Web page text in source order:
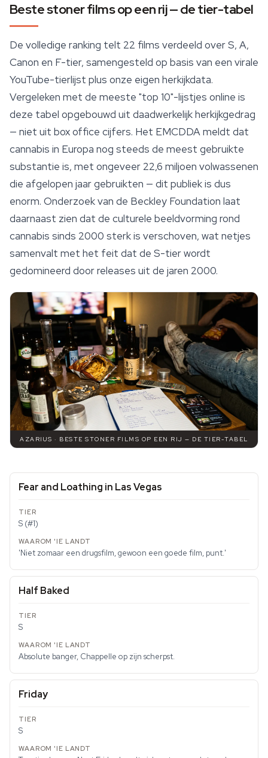
Beste stoner films op een rij — de tier-tabel
De volledige ranking telt 22 films verdeeld over S, A,
Canon en F-tier, samengesteld op basis van een virale
YouTube-tierlijst plus onze eigen herkijkdata.
Vergeleken met de meeste "top 10"-lijstjes online is
deze tabel opgebouwd uit daadwerkelijk herkijkgedrag
— niet uit box office cijfers. Het EMCDDA meldt dat
cannabis in Europa nog steeds de meest gebruikte
substantie is, met ongeveer 22,6 miljoen volwassenen
die afgelopen jaar gebruikten — dit publiek is dus
enorm. Onderzoek van de Beckley Foundation laat
daarnaast zien dat de culturele beeldvorming rond
cannabis sinds 2000 sterk is verschoven, wat netjes
samenvalt met het feit dat de S-tier wordt
gedomineerd door releases uit de jaren 2000.
AZARIUS · BESTE STONER FILMS OP EEN RIJ — DE TIER-TABEL
Fear and Loathing in Las Vegas
S (#1)
'Niet zomaar een drugsfilm, gewoon een goede film, punt.'
Half Baked
S
Absolute banger, Chappelle op zijn scherpst.
Friday
S